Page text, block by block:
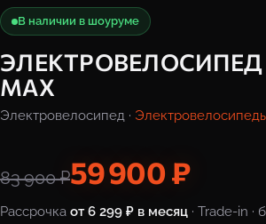
В наличии в шоуруме
ЭЛЕКТРОВЕЛОСИПЕД
MAX
Электровелосипед ·
83 900 ₽59 900 ₽
Рассрочка от 6 299 ₽ в месяц · Trade-in ·